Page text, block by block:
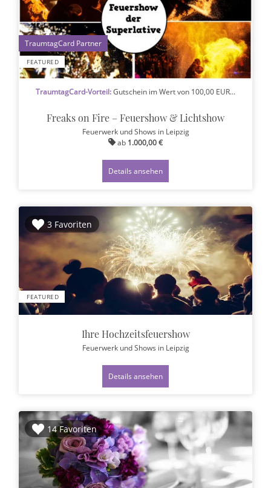
FEATURED
1
TraumtagCard-Vorteil:Gutschein im Wert von 100,00 EUR...
Freaks on Fire – Feuershow & Lichtshow
Feuerwerk und Shows in Leipzig
ab 1.000,00 €
Details ansehen
3 Favoriten
FEATURED
Ihre Hochzeitsfeuershow
Feuerwerk und Shows in Leipzig
Details ansehen
14 Favoriten